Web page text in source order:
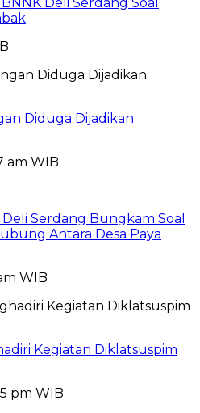
Diduga Dijadikan
am WIB
Serdang Bungkam Soal
Antara Desa Paya
WIB
Kegiatan Diklatsuspim
pm WIB